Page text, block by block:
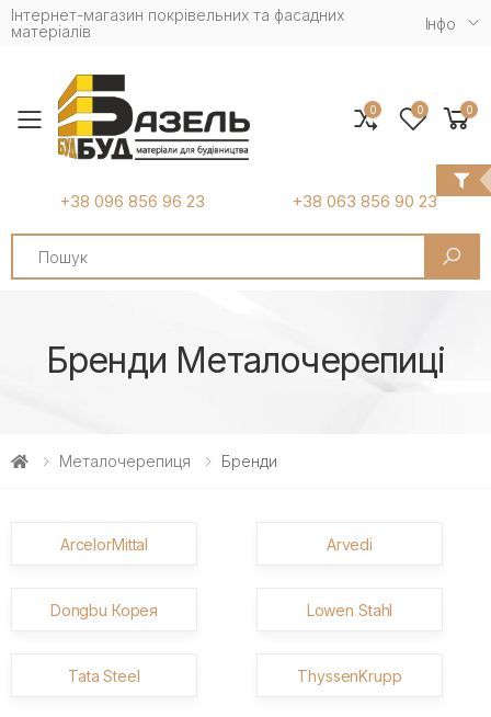
Інтернет-магазин покрівельних та фасадних
матеріалів
Iнфо
Toggle mobile menu
+38 096 856 96 23 +38 063 856 90 23
Search
0 0 0
Бренди Металочерепиці
Металочерепиця Бренди
ArcelorMittal Arvedi
Dongbu Корея Lowen Stahl
Tata Steel ThyssenKrupp